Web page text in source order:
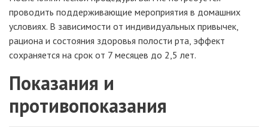
проводить поддерживающие мероприятия в домашних
условиях. В зависимости от индивидуальных привычек,
рациона и состояния здоровья полости рта, эффект
сохраняется на срок от 7 месяцев до 2,5 лет.
Показания и
противопоказания